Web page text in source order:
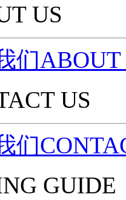
US
们ABOUT
US
们
GUIDE